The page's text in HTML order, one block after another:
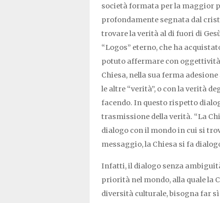
società formata per la maggior
profondamente segnata dal
trovare la verità al di fuori di
“Logos” eterno, che ha
potuto affermare con oggettività:
Chiesa, nella sua ferma
le altre “verità”, o con la verità
facendo. In questo rispetto
trasmissione della verità. “La
dialogo con il mondo in cui si
messaggio, la Chiesa si fa
Infatti, il dialogo senza
priorità nel mondo, alla quale la
diversità culturale, bisogna far sì